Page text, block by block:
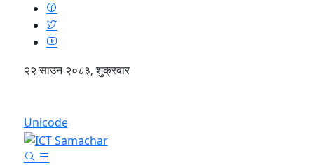
२२ साउन २०८३, शुक्रबार
Unicode